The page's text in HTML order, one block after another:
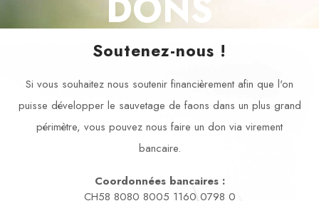
Soutenez-nous !
Si vous souhaitez nous soutenir financièrement afin que l'on
puisse développer le sauvetage de faons dans un plus grand
périmètre, vous pouvez nous faire un don via virement
bancaire.
Coordonnées bancaires :
CH58 8080 8005 1160 0798 0